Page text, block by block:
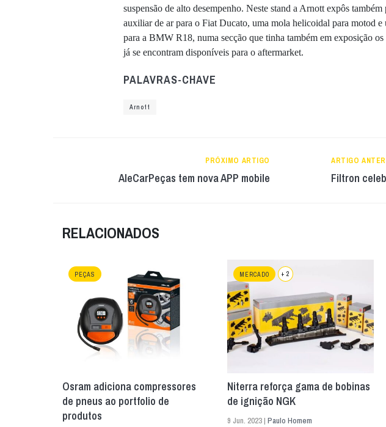
suspensão de alto desempenho. Neste stand a Arnott expôs
auxiliar de ar para o Fiat Ducato, uma mola helicoidal para motod e
para a BMW R18, numa secção que tinha também em exposição
já se encontram disponíveis para o aftermarket.
PALAVRAS-CHAVE
Arnott
PRÓXIMO ARTIGO
AleCarPeças tem nova APP mobile
ARTIGO
Filtron
RELACIONADOS
PEÇAS
Osram adiciona compressores
de pneus ao portfolio de
produtos
MERCADO + 2
Niterra reforça gama de bobinas
de ignição NGK
9 Jun. 2023 | Paulo Homem